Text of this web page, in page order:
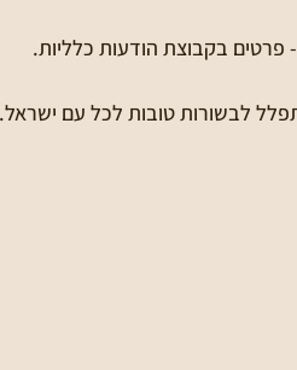
לבשורות טובות לכל עם ישראל.